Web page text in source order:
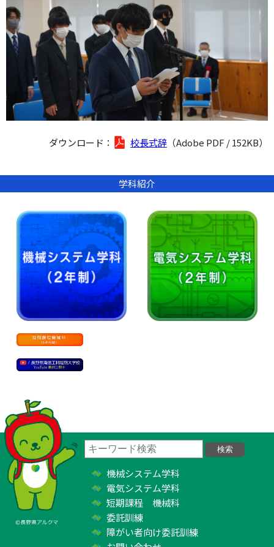
ダウンロード： 校長式辞 （Adobe PDF / 152KB）
学科紹介
機械システム学科
電気システム学科
短期課程 機械科
委託訓練
障がい者向け委託訓練